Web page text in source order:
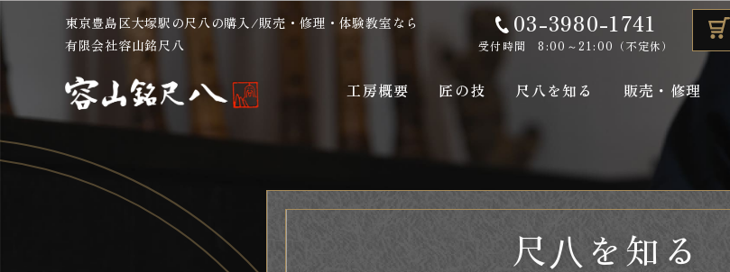
東京豊島区大塚駅の尺八の購入/販売・修理・体験教室なら
有限会社容山銘尺八
03-3980-1741
受付時間 8:00～21:00（不定休）
工房概要 匠の技 尺八を知る 販売・修理
尺⼋を知る